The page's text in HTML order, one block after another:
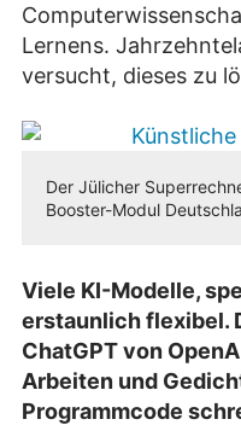
Lernens.
versucht, dieses zu
Der Jülicher
Booster-Modul
Viele KI-Modelle,
erstaunlich flexibel.
ChatGPT von
Arbeiten und
Programmcode